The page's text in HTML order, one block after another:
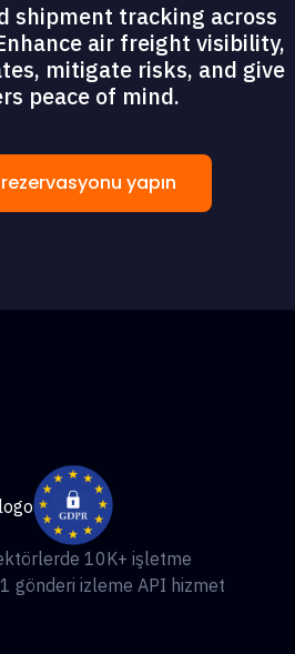
shipment tracking across
air freight visibility,
mitigate risks, and give
peace of mind.
yapın
10K+ işletme
gönderi izleme API hizmet